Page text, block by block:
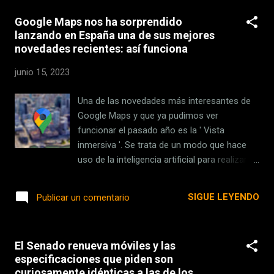
estudios muestran que todo parece dar sus
frutos al final. Diversas investigaciones
hacen hincapié en que los hijos primogénitos
probabilidades de triunfar que sus hermanos
menores. Los estudios . Una y otra vez, las
investigaciones han demostrado que los
hijos primogénitos son mejores en muchas
más cosas que sus hermanos menores:
digamos, en el próximo presidente del
Google Maps nos ha sorprendido
lanzando en España una de sus mejores
novedades recientes: así funciona
junio 15, 2023
Una de las novedades más interesantes de
Google Maps y que ya pudimos ver
funcionar el pasado año es la ' Vista
inmersiva '. Se trata de un modo que hace
uso de la inteligencia artificial para realizar
con más libertad para visitar cualquier rincón
Los Ángeles, Londres, Nueva York, San
Francisco y Tokio. Ahora, aparte de ciudades
Publicar un comentario SIGUE LEYENDO
El Senado renueva móviles y las
especificaciones que piden son